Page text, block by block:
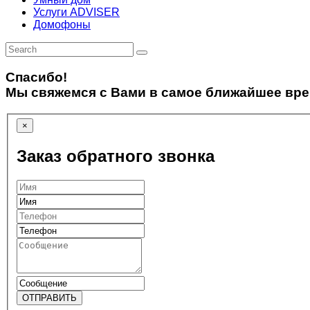
Услуги ADVISER
Домофоны
Спасибо!
Мы свяжемся с Вами в самое ближайшее
×
Заказ обратного звонка
ОТПРАВИТЬ